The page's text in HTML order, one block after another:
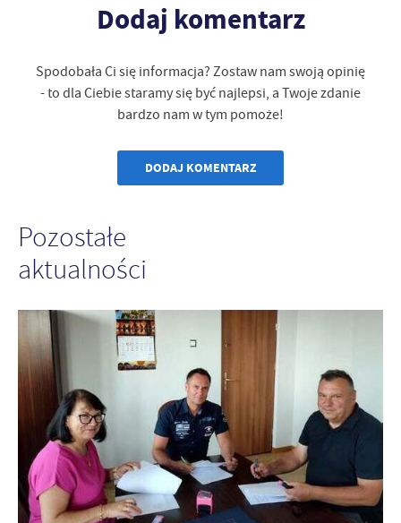
Dodaj komentarz
Spodobała Ci się informacja? Zostaw nam swoją opinię
- to dla Ciebie staramy się być najlepsi, a Twoje zdanie
bardzo nam w tym pomoże!
DODAJ KOMENTARZ
Pozostałe
aktualności